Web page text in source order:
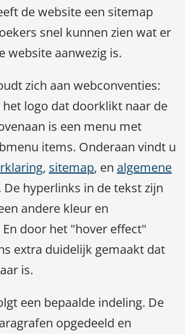
de website een sitemap
snel kunnen zien wat er
website aanwezig is.
zich aan webconventies:
logo dat doorklikt naar de
is een menu met
items. Onderaan vindt u
, sitemap, en algemene
De hyperlinks in de tekst zijn
andere kleur en
door het "hover effect"
extra duidelijk gemaakt dat
is.
een bepaalde indeling. De
opgedeeld en